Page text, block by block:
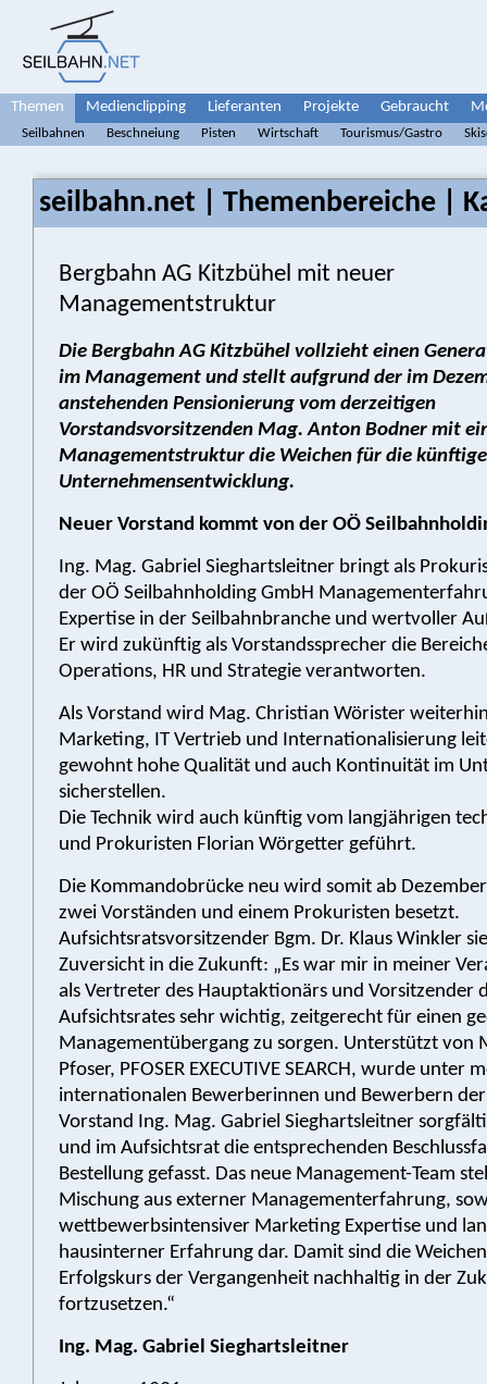
Themen Medienclipping Lieferanten Projekte Gebraucht
Seilbahnen Beschneiung Pisten Wirtschaft Tourismus/Gastro
seilbahn.net | Themenbereiche |
Bergbahn AG Kitzbühel mit neuer
Managementstruktur
Die Bergbahn AG Kitzbühel vollzieht einen
im Management und stellt aufgrund der im
anstehenden Pensionierung vom derzeitigen
Vorstandsvorsitzenden Mag. Anton Bodner mit
Managementstruktur die Weichen für die künftige
Unternehmensentwicklung.
Neuer Vorstand kommt von der OÖ
Ing. Mag. Gabriel Sieghartsleitner bringt als
der OÖ Seilbahnholding GmbH
Expertise in der Seilbahnbranche und wertvoller
Er wird zukünftig als Vorstandssprecher die
Operations, HR und Strategie verantworten.
Als Vorstand wird Mag. Christian Wörister
Marketing, IT Vertrieb und Internationalisierung
gewohnt hohe Qualität und auch Kontinuität im
sicherstellen.
Die Technik wird auch künftig vom langjährigen
und Prokuristen Florian Wörgetter geführt.
Die Kommandobrücke neu wird somit ab
zwei Vorständen und einem Prokuristen besetzt.
Aufsichtsratsvorsitzender Bgm. Dr. Klaus Winkler
Zuversicht in die Zukunft: „Es war mir in meiner
als Vertreter des Hauptaktionärs und Vorsitzender
Aufsichtsrates sehr wichtig, zeitgerecht für einen
Managementübergang zu sorgen. Unterstützt von
Pfoser, PFOSER EXECUTIVE SEARCH, wurde unter
internationalen Bewerberinnen und Bewerbern
Vorstand Ing. Mag. Gabriel Sieghartsleitner
und im Aufsichtsrat die entsprechenden
Bestellung gefasst. Das neue Management-Team
Mischung aus externer Managementerfahrung,
wettbewerbsintensiver Marketing Expertise und
hausinterner Erfahrung dar. Damit sind die
Erfolgskurs der Vergangenheit nachhaltig in der
fortzusetzen.“
Ing. Mag. Gabriel Sieghartsleitner